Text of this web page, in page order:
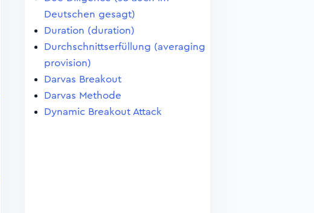
Deutschen gesagt)
Duration (duration)
Durchschnittserfüllung (averaging
provision)
Darvas Breakout
Darvas Methode
Dynamic Breakout Attack